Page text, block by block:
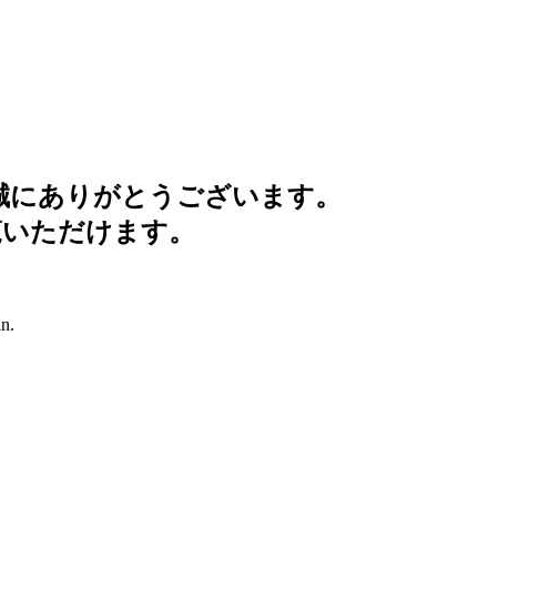
ありがとうございます。
ただけます。